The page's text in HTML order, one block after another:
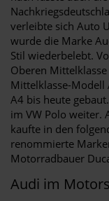
verleibte sich Auto
wurde die Marke
Stil wiederbelebt.
Oberen
Mittelklasse-
A4 bis heute
im VW Polo weiter.
kaufte in den
renommierte
Motorradbauer
Audi im